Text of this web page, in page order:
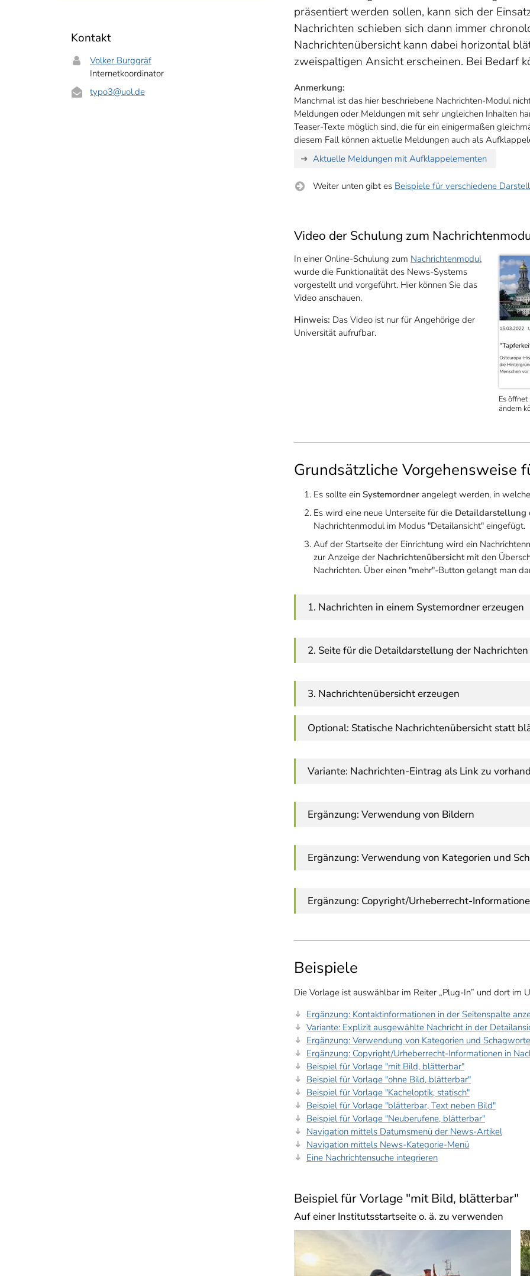
Kontakt
Volker Burggräf
Internetkoordinator
typo3@uol.de
präsentiert werden sollen, kann sich der
Nachrichten schieben sich dann immer
Nachrichtenübersicht kann dabei horizontal
zweispaltigen Ansicht erscheinen. Bei Bedarf
Anmerkung:
Manchmal ist das hier beschriebene Nachrichten-Modul
Meldungen oder Meldungen mit sehr ungleichen Inhalten
Teaser-Texte möglich sind, die für ein einigermaßen
diesem Fall können aktuelle Meldungen auch als
Aktuelle Meldungen mit Aufklappelementen
Weiter unten gibt es Beispiele für verschiedene
Video der Schulung zum
Es
ändern
In einer Online-Schulung zum Nachrichtenmodul
wurde die Funktionalität des News-Systems
vorgestellt und vorgeführt. Hier können Sie das
Video anschauen.
Hinweis: Das Video ist nur für Angehörige der
Universität aufrufbar.
Grundsätzliche Vorgehensweise
Es sollte ein Systemordner angelegt werden, in
Es wird eine neue Unterseite für die Detaildarstellung
Nachrichtenmodul im Modus "Detailansicht" eingefügt.
Auf der Startseite der Einrichtung wird ein
zur Anzeige der Nachrichtenübersichtmit den
Nachrichten. Über einen "mehr"-Button gelangt man
1. Nachrichten in einem Systemordner erzeugen
2. Seite für die Detaildarstellung der
3. Nachrichtenübersicht erzeugen
Optional: Statische Nachrichtenübersicht statt
Variante: Nachrichten-Eintrag als Link zu
Ergänzung: Verwendung von Bildern
Ergänzung: Verwendung von Kategorien und
Ergänzung: Copyright/Urheberrecht-
Beispiele
Die Vorlage ist auswählbar im Reiter „Plug-In” und dort im
Ergänzung: Kontaktinformationen in der Seitenspalte
Variante: Explizit ausgewählte Nachricht in der
Ergänzung: Verwendung von Kategorien und
Ergänzung: Copyright/Urheberrecht-Informationen in
Beispiel für Vorlage "mit Bild, blätterbar"
Beispiel für Vorlage "ohne Bild, blätterbar"
Beispiel für Vorlage "Kacheloptik, statisch"
Beispiel für Vorlage "blätterbar, Text neben Bild"
Beispiel für Vorlage "Neuberufene, blätterbar"
Navigation mittels Datumsmenü der News-Artikel
Navigation mittels News-Kategorie-Menü
Eine Nachrichtensuche integrieren
Beispiel für Vorlage "mit Bild, blätterbar"
Auf einer Institutsstartseite o. ä. zu verwenden